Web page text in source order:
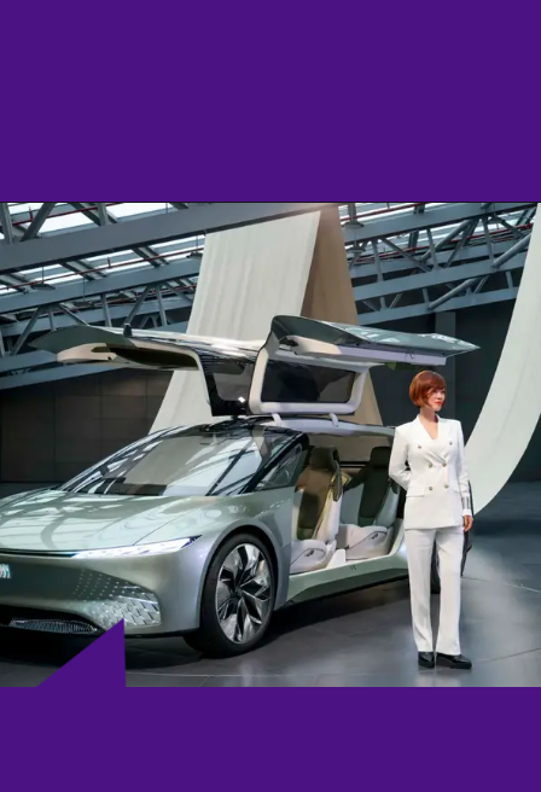
Opening https://culturaambientalnasescolas.com.br/maximize-o-potencial-financeiro-ao-aumentar-o-limite-do-seu-cartao-nubank-com-essa-nova-funcao/?amp=1